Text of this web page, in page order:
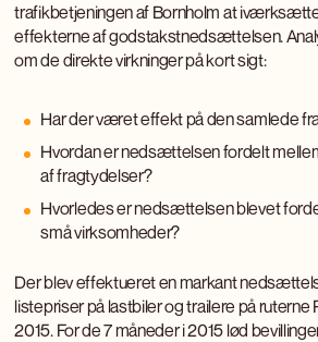
trafikbetjeningen af Bornholm at
effekterne af godstakstnedsættelsen.
om de direkte virkninger på kort sigt:
Har der været effekt på den samlede
Hvordan er nedsættelsen fordelt
af fragtydelser?
Hvorledes er nedsættelsen blevet
små virksomheder?
Der blev effektueret en markant
listepriser på lastbiler og trailere på ruterne
2015. For de 7 måneder i 2015 lød